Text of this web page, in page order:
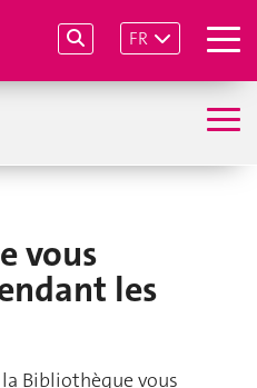
FR
vous
les
Bibliothèque vous